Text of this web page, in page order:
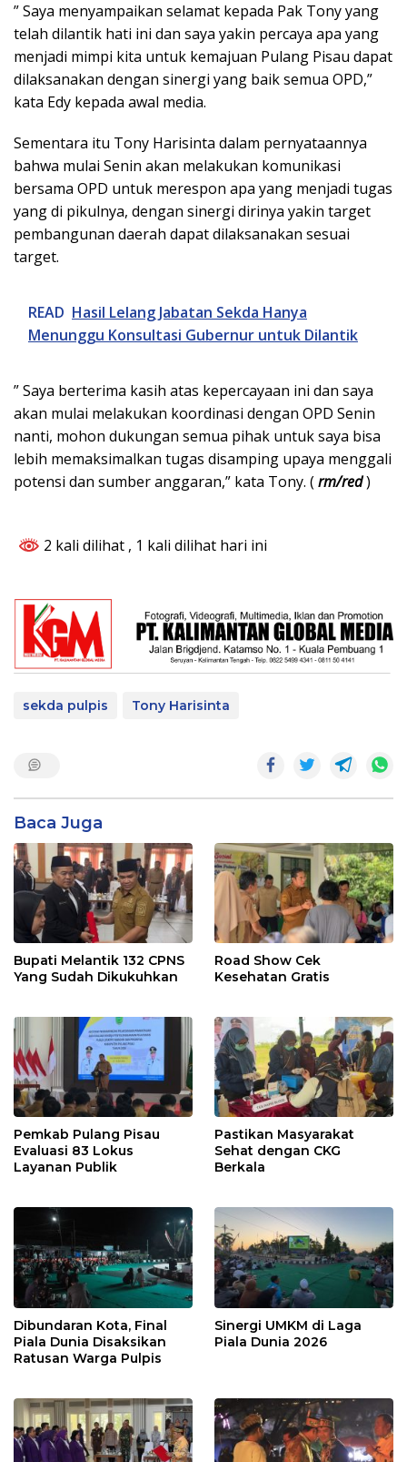
” Saya menyampaikan selamat kepada Pak Tony yang
telah dilantik hati ini dan saya yakin percaya apa yang
menjadi mimpi kita untuk kemajuan Pulang Pisau dapat
dilaksanakan dengan sinergi yang baik semua OPD,”
kata Edy kepada awal media.
Sementara itu Tony Harisinta dalam pernyataannya
bahwa mulai Senin akan melakukan komunikasi
bersama OPD untuk merespon apa yang menjadi tugas
yang di pikulnya, dengan sinergi dirinya yakin target
pembangunan daerah dapat dilaksanakan sesuai
target.
READ Hasil Lelang Jabatan Sekda Hanya
Menunggu Konsultasi Gubernur untuk Dilantik
” Saya berterima kasih atas kepercayaan ini dan saya
akan mulai melakukan koordinasi dengan OPD Senin
nanti, mohon dukungan semua pihak untuk saya bisa
lebih memaksimalkan tugas disamping upaya menggali
potensi dan sumber anggaran,” kata Tony. (rm/red)
2 kali dilihat , 1 kali dilihat hari ini
sekda pulpis Tony Harisinta
Baca Juga
Bupati Melantik 132 CPNS
Yang Sudah Dikukuhkan
Road Show Cek
Kesehatan Gratis
Pemkab Pulang Pisau
Evaluasi 83 Lokus
Layanan Publik
Pastikan Masyarakat
Sehat dengan CKG
Berkala
Dibundaran Kota, Final
Piala Dunia Disaksikan
Ratusan Warga Pulpis
Sinergi UMKM di Laga
Piala Dunia 2026